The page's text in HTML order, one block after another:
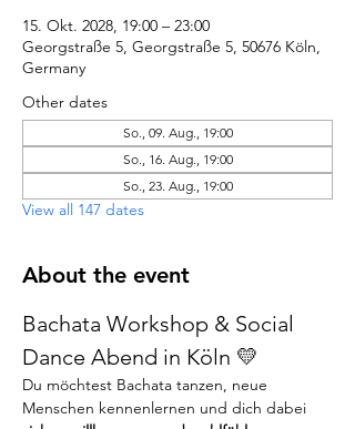
15. Okt. 2028, 19:00 – 23:00
Georgstraße 5, Georgstraße 5, 50676 Köln,
Germany
Other dates
So., 09. Aug., 19:00
So., 16. Aug., 19:00
So., 23. Aug., 19:00
View all 147 dates
About the event
Bachata Workshop & Social
Dance Abend in Köln 💛
Du möchtest Bachata tanzen, neue
Menschen kennenlernen und dich dabei